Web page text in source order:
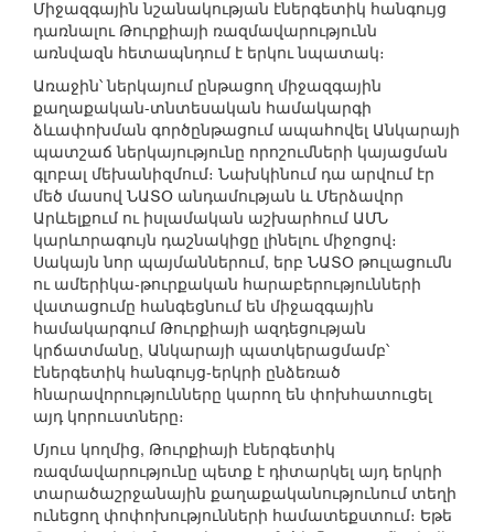
Միջազգային նշանակության էներգետիկ հանգույց
դառնալու Թուրքիայի ռազմավարությունն
առնվազն հետապնդում է երկու նպատակ։
Առաջին՝ ներկայում ընթացող միջազգային
քաղաքական-տնտեսական համակարգի
ձևափոխման գործընթացում ապահովել Անկարայի
պատշաճ ներկայությունը որոշումների կայացման
գլոբալ մեխանիզմում։ Նախկինում դա արվում էր
մեծ մասով ՆԱՏՕ անդամության և Մերձավոր
Արևելքում ու իսլամական աշխարհում ԱՄՆ
կարևորագույն դաշնակիցը լինելու միջոցով։
Սակայն նոր պայմաններում, երբ ՆԱՏՕ թուլացումն
ու ամերիկա-թուրքական հարաբերությունների
վատացումը հանգեցնում են միջազգային
համակարգում Թուրքիայի ազդեցության
կրճատմանը, Անկարայի պատկերացմամբ՝
էներգետիկ հանգույց-երկրի ընձեռած
հնարավորությունները կարող են փոխհատուցել
այդ կորուստները։
Մյուս կողմից, Թուրքիայի էներգետիկ
ռազմավարությունը պետք է դիտարկել այդ երկրի
տարածաշրջանային քաղաքականությունում տեղի
ունեցող փոփոխությունների համատեքստում։ Եթե